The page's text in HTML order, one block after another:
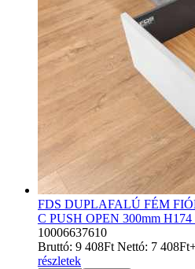
FDS DUPLAFALÚ FÉM
C PUSH OPEN 300mm
10006637610
Bruttó: 9 408Ft Nettó: 7 408Ft
részletek